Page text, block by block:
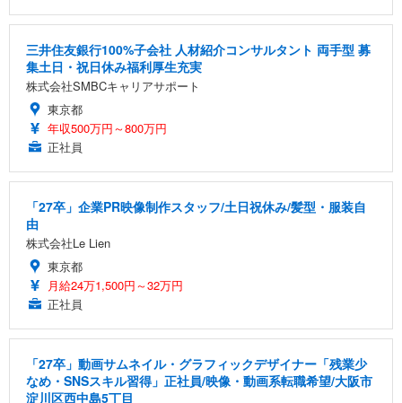
三井住友銀行100%子会社 人材紹介コンサルタント 両手型 募
集土日・祝日休み福利厚生充実
株式会社SMBCキャリアサポート
東京都
年収500万円～800万円
正社員
「27卒」企業PR映像制作スタッフ/土日祝休み/髪型・服装自
由
株式会社Le Lien
東京都
月給24万1,500円～32万円
正社員
「27卒」動画サムネイル・グラフィックデザイナー「残業少
なめ・SNSスキル習得」正社員/映像・動画系転職希望/大阪市
淀川区西中島5丁目